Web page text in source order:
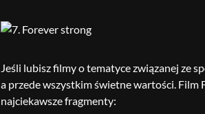
Jeśli lubisz filmy o tematyce związanej ze
a przede wszystkim świetne wartości. Film
najciekawsze fragmenty: